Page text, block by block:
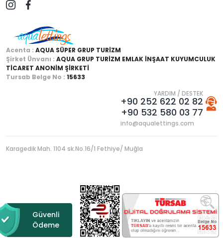
Acenta : AQUA SÜPER GRUP TURİZM
Şirket Ünvanı : AQUA GRUP TURİZM EMLAK İNŞAAT KUYUMCULUK
TİCARET ANONİM ŞİRKETİ
Tursab Belge No : 15633
YARDIM / DESTEK
+90 252 622 02 82
+90 532 580 03 77
info@aqualettings.com
Karagedik Mah. 1104 sk.No.16/1 Fethiye/ Muğla
Güvenli
Ödeme